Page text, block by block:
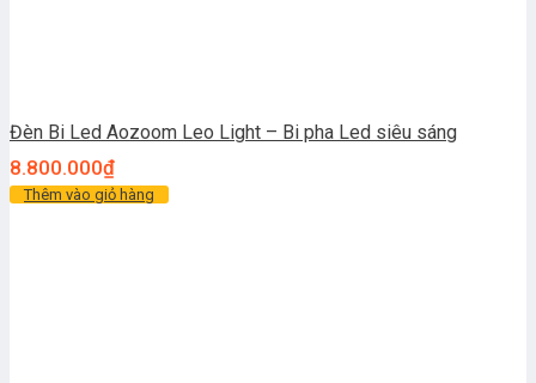
Đèn Bi Led Aozoom Leo Light – Bi pha Led siêu sáng
8.800.000₫
Thêm vào giỏ hàng